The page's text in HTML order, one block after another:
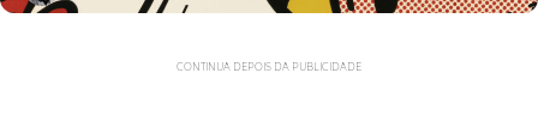
CONTINUA DEPOIS DA PUBLICIDADE